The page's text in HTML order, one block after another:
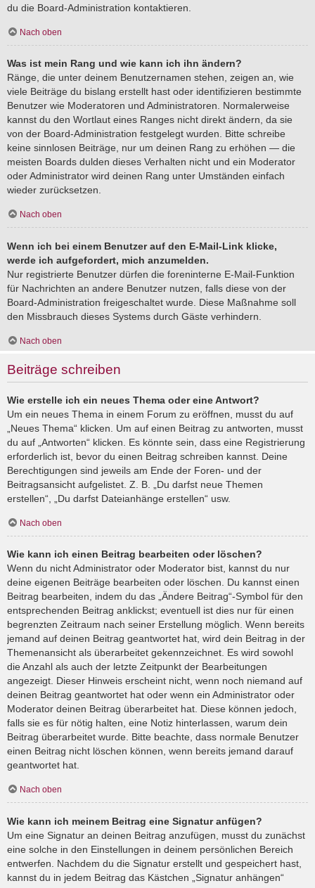
du die Board-Administration kontaktieren.
Nach oben
Was ist mein Rang und wie kann ich ihn ändern?
Ränge, die unter deinem Benutzernamen stehen, zeigen an, wie
viele Beiträge du bislang erstellt hast oder identifizieren bestimmte
Benutzer wie Moderatoren und Administratoren. Normalerweise
kannst du den Wortlaut eines Ranges nicht direkt ändern, da sie
von der Board-Administration festgelegt wurden. Bitte schreibe
keine sinnlosen Beiträge, nur um deinen Rang zu erhöhen — die
meisten Boards dulden dieses Verhalten nicht und ein Moderator
oder Administrator wird deinen Rang unter Umständen einfach
wieder zurücksetzen.
Nach oben
Wenn ich bei einem Benutzer auf den E-Mail-Link klicke,
werde ich aufgefordert, mich anzumelden.
Nur registrierte Benutzer dürfen die foreninterne E-Mail-Funktion
für Nachrichten an andere Benutzer nutzen, falls diese von der
Board-Administration freigeschaltet wurde. Diese Maßnahme soll
den Missbrauch dieses Systems durch Gäste verhindern.
Nach oben
Beiträge schreiben
Wie erstelle ich ein neues Thema oder eine Antwort?
Um ein neues Thema in einem Forum zu eröffnen, musst du auf
„Neues Thema“ klicken. Um auf einen Beitrag zu antworten, musst
du auf „Antworten“ klicken. Es könnte sein, dass eine Registrierung
erforderlich ist, bevor du einen Beitrag schreiben kannst. Deine
Berechtigungen sind jeweils am Ende der Foren- und der
Beitragsansicht aufgelistet. Z. B. „Du darfst neue Themen
erstellen“, „Du darfst Dateianhänge erstellen“ usw.
Nach oben
Wie kann ich einen Beitrag bearbeiten oder löschen?
Wenn du nicht Administrator oder Moderator bist, kannst du nur
deine eigenen Beiträge bearbeiten oder löschen. Du kannst einen
Beitrag bearbeiten, indem du das „Ändere Beitrag“-Symbol für den
entsprechenden Beitrag anklickst; eventuell ist dies nur für einen
begrenzten Zeitraum nach seiner Erstellung möglich. Wenn bereits
jemand auf deinen Beitrag geantwortet hat, wird dein Beitrag in der
Themenansicht als überarbeitet gekennzeichnet. Es wird sowohl
die Anzahl als auch der letzte Zeitpunkt der Bearbeitungen
angezeigt. Dieser Hinweis erscheint nicht, wenn noch niemand auf
deinen Beitrag geantwortet hat oder wenn ein Administrator oder
Moderator deinen Beitrag überarbeitet hat. Diese können jedoch,
falls sie es für nötig halten, eine Notiz hinterlassen, warum dein
Beitrag überarbeitet wurde. Bitte beachte, dass normale Benutzer
einen Beitrag nicht löschen können, wenn bereits jemand darauf
geantwortet hat.
Nach oben
Wie kann ich meinem Beitrag eine Signatur anfügen?
Um eine Signatur an deinen Beitrag anzufügen, musst du zunächst
eine solche in den Einstellungen in deinem persönlichen Bereich
entwerfen. Nachdem du die Signatur erstellt und gespeichert hast,
kannst du in jedem Beitrag das Kästchen „Signatur anhängen“